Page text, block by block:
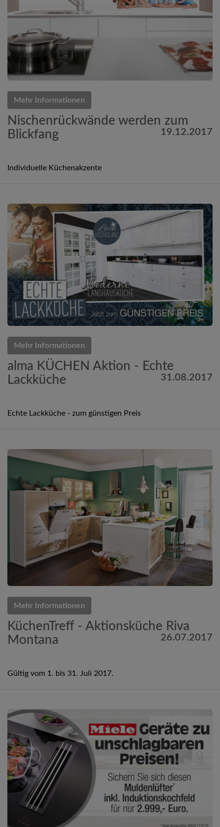
Mehr Informationen
Nischenrückwände werden zum
Blickfang
19.12.2017
Individuelle Küchenakzente
Mehr Informationen
alma KÜCHEN Aktion - Echte
Lackküche
31.08.2017
Echte Lackküche - zum günstigen Preis
Mehr Informationen
KüchenTreff - Aktionsküche Riva
Montana
26.07.2017
Gültig vom 1. bis 31. Juli 2017.